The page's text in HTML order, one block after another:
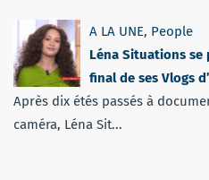
A LA UNE, People
Léna Situations se
final de ses Vlogs
Après dix étés passés à
caméra, Léna Sit...